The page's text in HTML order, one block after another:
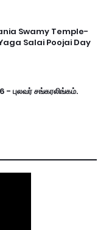
Swamy Temple-
Salai Poojai Day
- புலவர் சங்கரலிங்கம்.